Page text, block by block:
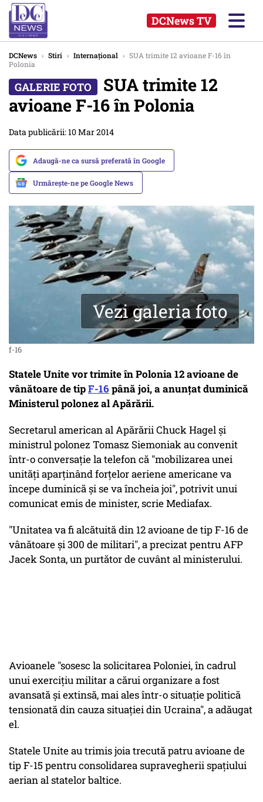
DCNews TV
DCNews › Stiri › Internațional › SUA trimite 12 avioane F-16 în
Polonia
SUA trimite 12
avioane F-16 în Polonia
Data publicării: 10 Mar 2014
Adaugă-ne ca sursă preferată în Google
Urmărește-ne pe Google News
Vezi galeria foto
f-16
Statele Unite vor trimite în Polonia 12 avioane de
vânătoare de tipF-16 până joi, a anunţat duminică
Ministerul polonez al Apărării.
Secretarul american al Apărării Chuck Hagel şi
ministrul polonez Tomasz Siemoniak au convenit
într-o conversaţie la telefon că "mobilizarea unei
unităţi aparţinând forţelor aeriene americane va
începe duminică şi se va încheia joi", potrivit unui
comunicat emis de minister, scrie Mediafax.
"Unitatea va fi alcătuită din 12 avioane de tip F-16 de
vânătoare şi 300 de militari", a precizat pentru AFP
Jacek Sonta, un purtător de cuvânt al ministerului.
Avioanele "sosesc la solicitarea Poloniei, în cadrul
unui exerciţiu militar a cărui organizare a fost
avansată şi extinsă, mai ales într-o situaţie politică
tensionată din cauza situaţiei din Ucraina", a adăugat
el.
Statele Unite au trimis joia trecută patru avioane de
tip F-15 pentru consolidarea supravegherii spaţiului
aerian al statelor baltice.